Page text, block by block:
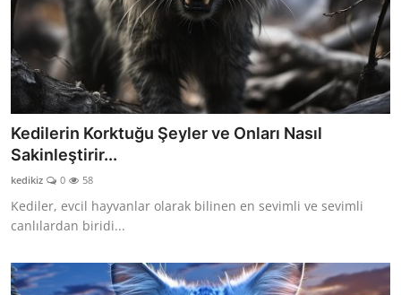
Kedilerin Korktuğu Şeyler ve Onları Nasıl
Sakinleştirir...
kedikiz 0 58
Kediler, evcil hayvanlar olarak bilinen en sevimli ve sevimli
canlılardan biridi...